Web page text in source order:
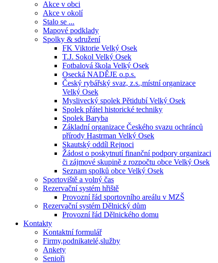
Akce v obci
Akce v okolí
Stalo se ...
Mapové podklady
Spolky & sdružení
FK Viktorie Velký Osek
T.J. Sokol Velký Osek
Fotbalová škola Velký Osek
Osecká NADĚJE o.p.s.
Český rybářský svaz, z.s.,místní organizace
Velký Osek
Myslivecký spolek Pětidubí Velký Osek
Spolek přátel historické techniky
Spolek Baryba
Základní organizace Českého svazu ochránců
přírody Hastrman Velký Osek
Skautský oddíl Rejnoci
Žádost o poskytnutí finanční podpory organizaci
či zájmové skupině z rozpočtu obce Velký Osek
Seznam spolků obce Velký Osek
Sportoviště a volný čas
Rezervační systém hřiště
Provozní řád sportovního areálu v MZŠ
Rezervační systém Dělnický dům
Provozní řád Dělnického domu
Kontakty
Kontaktní formulář
Firmy,podnikatelé,služby
Ankety
Senioři